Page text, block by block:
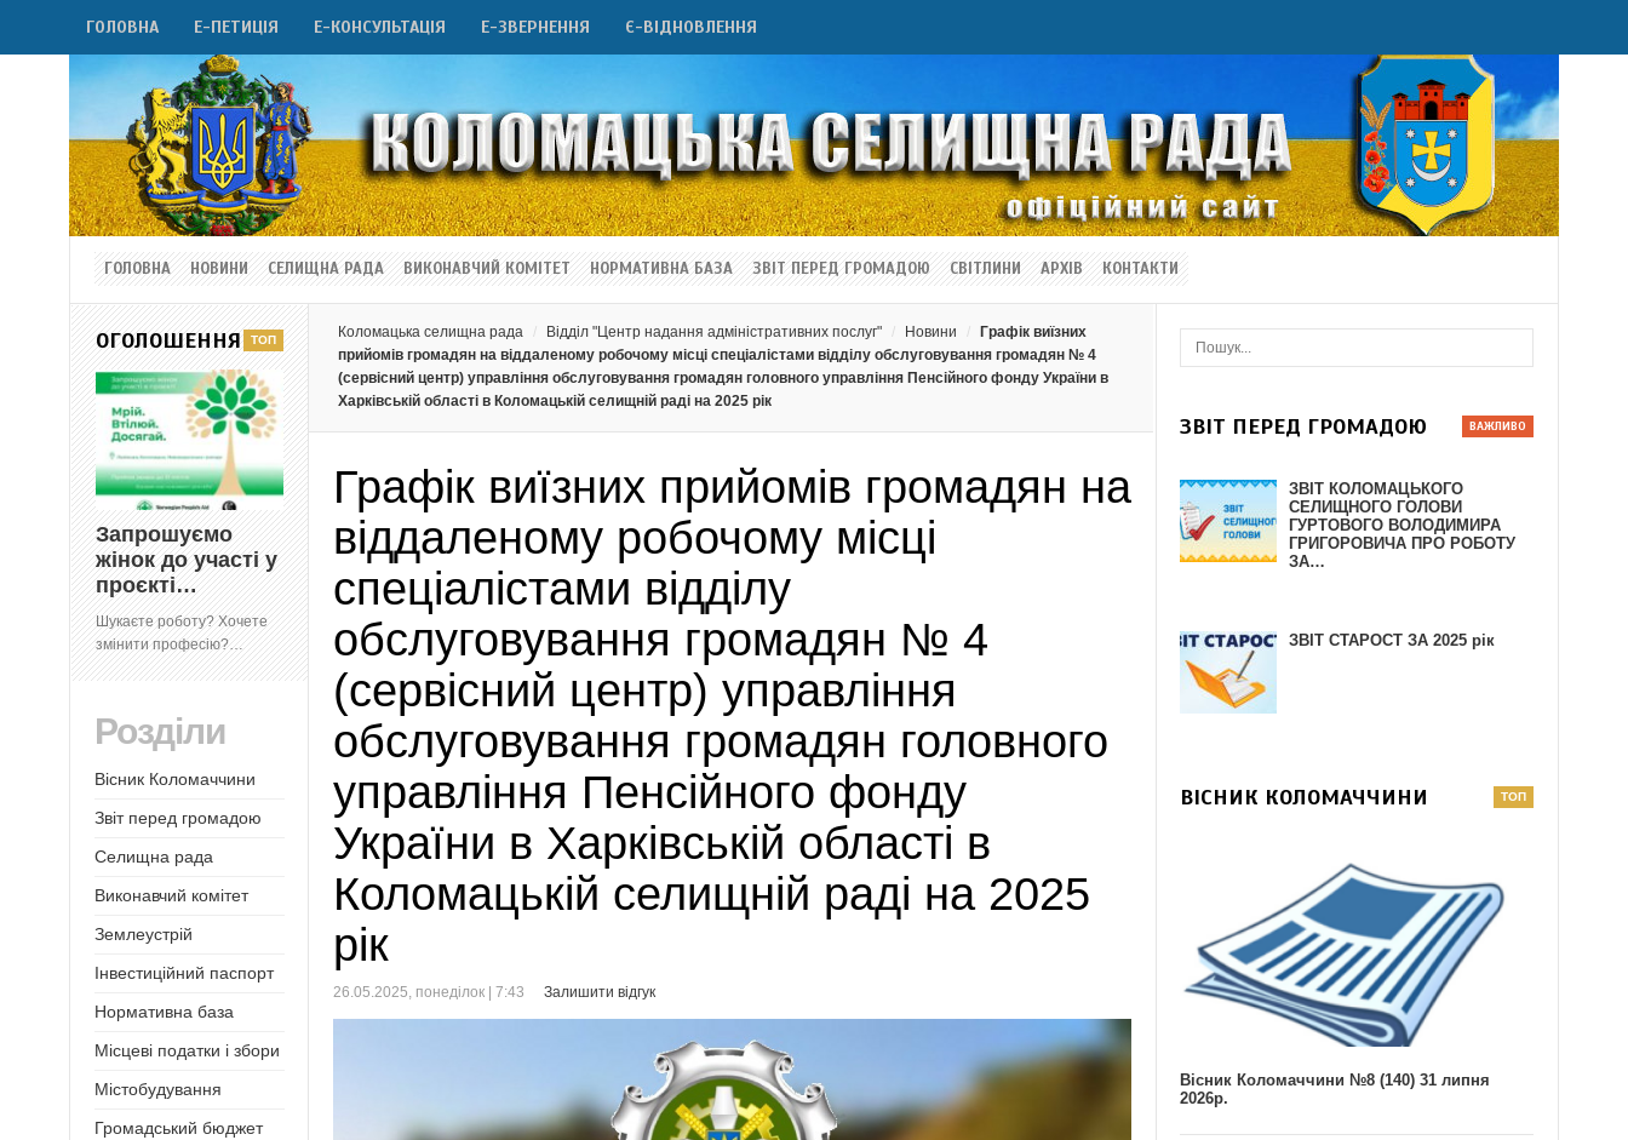
ГОЛОВНА Е-ПЕТИЦІЯ Е-КОНСУЛЬТАЦІЯ Е-ЗВЕРНЕННЯ Є-ВІДНОВЛЕННЯ
ГОЛОВНА НОВИНИ СЕЛИЩНА РАДА ВИКОНАВЧИЙ КОМІТЕТ НОРМАТИВНА БАЗА ЗВІТ ПЕРЕД ГРОМАДОЮ СВІТЛИНИ АРХІВ КОНТАКТИ
Коломацька селищна рада Відділ "Центр надання адміністративних послуг" Новини
Графік виїзних
прийомів громадян на віддаленому робочому місці спеціалістами відділу обслуговування громадян № 4
(сервісний центр) управління обслуговування громадян головного управління Пенсійного фонду України в
Харківській області в Коломацькій селищній раді на 2025 рік
Графік виїзних прийомів громадян на
віддаленому робочому місці
спеціалістами відділу
обслуговування громадян № 4
(сервісний центр) управління
обслуговування громадян головного
управління Пенсійного фонду
України в Харківській області в
Коломацькій селищній раді на 2025
рік
26.05.2025, понеділок | 7:43 Залишити відгук
ОГОЛОШЕННЯ
Запрошуємо
жінок до участі у
проєкті…
Шукаєте роботу? Хочете
змінити професію?…
Розділи
Вісник Коломаччини
Звіт перед громадою
Селищна рада
Виконавчий комітет
Землеустрій
Інвестиційний паспорт
Нормативна база
Місцеві податки і збори
Містобудування
Громадський бюджет
ЗВІТ ПЕРЕД ГРОМАДОЮ
ЗВІТ КОЛОМАЦЬКОГО
СЕЛИЩНОГО ГОЛОВИ
ГУРТОВОГО ВОЛОДИМИРА
ГРИГОРОВИЧА ПРО РОБОТУ
ЗА…
ЗВІТ СТАРОСТ ЗА 2025 рік
ВІСНИК КОЛОМАЧЧИНИ
Вісник Коломаччини №8 (140) 31 липня
2026р.